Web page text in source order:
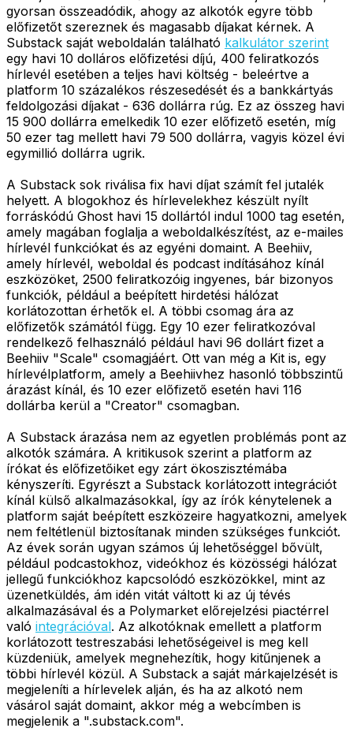
gyorsan összeadódik, ahogy az alkotók egyre több
előfizetőt szereznek és magasabb díjakat kérnek. A
Substack saját weboldalán található kalkulátor szerint
egy havi 10 dolláros előfizetési díjú, 400 feliratkozós
hírlevél esetében a teljes havi költség - beleértve a
platform 10 százalékos részesedését és a bankkártyás
feldolgozási díjakat - 636 dollárra rúg. Ez az összeg havi
15 900 dollárra emelkedik 10 ezer előfizető esetén, míg
50 ezer tag mellett havi 79 500 dollárra, vagyis közel évi
egymillió dollárra ugrik.
A Substack sok riválisa fix havi díjat számít fel jutalék
helyett. A blogokhoz és hírlevelekhez készült nyílt
forráskódú Ghost havi 15 dollártól indul 1000 tag esetén,
amely magában foglalja a weboldalkészítést, az e-mailes
hírlevél funkciókat és az egyéni domaint. A Beehiiv,
amely hírlevél, weboldal és podcast indításához kínál
eszközöket, 2500 feliratkozóig ingyenes, bár bizonyos
funkciók, például a beépített hirdetési hálózat
korlátozottan érhetők el. A többi csomag ára az
előfizetők számától függ. Egy 10 ezer feliratkozóval
rendelkező felhasználó például havi 96 dollárt fizet a
Beehiiv "Scale" csomagjáért. Ott van még a Kit is, egy
hírlevélplatform, amely a Beehiivhez hasonló többszintű
árazást kínál, és 10 ezer előfizető esetén havi 116
dollárba kerül a "Creator" csomagban.
A Substack árazása nem az egyetlen problémás pont az
alkotók számára. A kritikusok szerint a platform az
írókat és előfizetőiket egy zárt ökoszisztémába
kényszeríti. Egyrészt a Substack korlátozott integrációt
kínál külső alkalmazásokkal, így az írók kénytelenek a
platform saját beépített eszközeire hagyatkozni, amelyek
nem feltétlenül biztosítanak minden szükséges funkciót.
Az évek során ugyan számos új lehetőséggel bővült,
például podcastokhoz, videókhoz és közösségi hálózat
jellegű funkciókhoz kapcsolódó eszközökkel, mint az
üzenetküldés, ám idén vitát váltott ki az új tévés
alkalmazásával és a Polymarket előrejelzési piactérrel
való integrációval. Az alkotóknak emellett a platform
korlátozott testreszabási lehetőségeivel is meg kell
küzdeniük, amelyek megnehezítik, hogy kitűnjenek a
többi hírlevél közül. A Substack a saját márkajelzését is
megjeleníti a hírlevelek alján, és ha az alkotó nem
vásárol saját domaint, akkor még a webcímben is
megjelenik a ".substack.com".